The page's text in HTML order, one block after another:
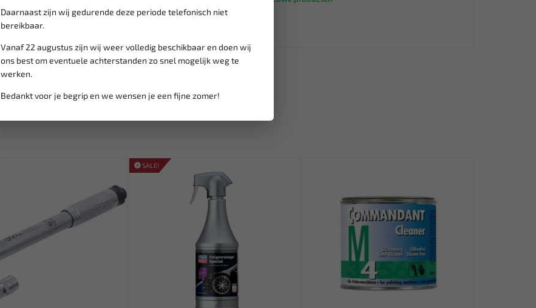
Daarnaast zijn wij gedurende deze periode telefonisch niet
bereikbaar.
Vanaf 22 augustus zijn wij weer volledig beschikbaar en doen wij
ons best om eventuele achterstanden zo snel mogelijk weg te
werken.
Bedankt voor je begrip en we wensen je een fijne zomer!
Lage verzendkosten NL
SALE!